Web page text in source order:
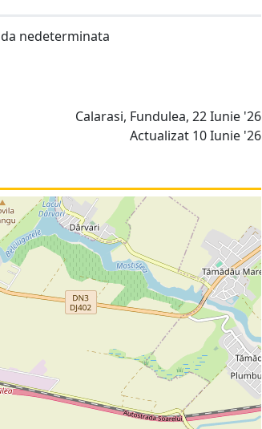
nedeterminata
Calarasi, Fundulea, 22 Iunie '26
Actualizat 10 Iunie '26